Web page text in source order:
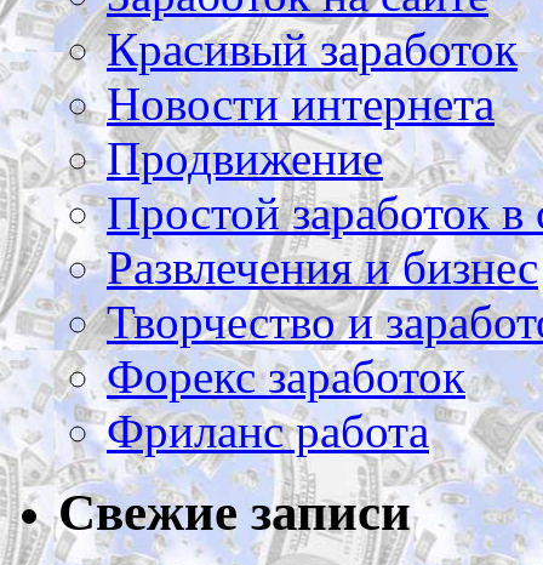
Красивый заработок
Новости интернета
Продвижение
Простой заработок в
Развлечения и бизнес
Творчество и
Форекс заработок
Фриланс работа
Свежие записи